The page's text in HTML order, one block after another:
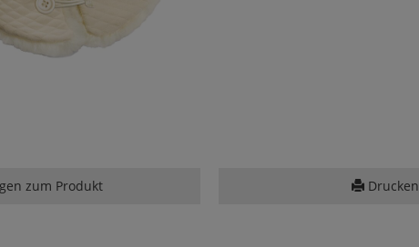
zum Produkt Drucken